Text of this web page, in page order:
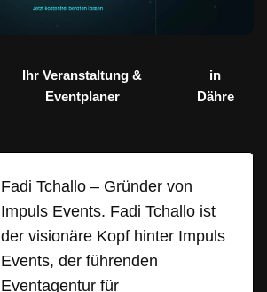
Ihr Veranstaltung &
Eventplaner
in
Dähre
Fadi Tchallo – Gründer von
Impuls Events. Fadi Tchallo ist
der visionäre Kopf hinter Impuls
Events, der führenden
Eventagentur für